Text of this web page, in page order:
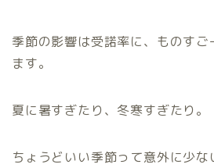
季節の影響は受諾率に、ものすご
ます。
夏に暑すぎたり、冬寒すぎたり。
ちょうどいい季節って意外に少な